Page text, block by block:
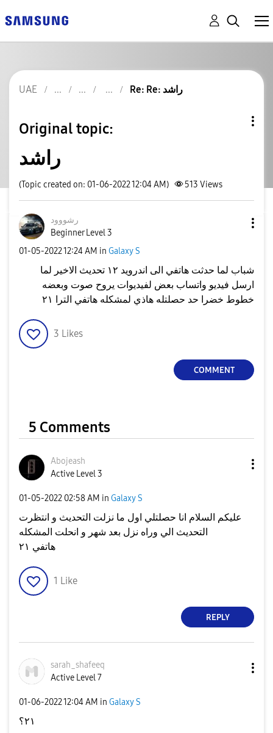
UAE Re: Re: راشد
Original topic:
راشد
(Topic created on: 01-06-2022 12:04 AM) 513 Views
رشووود
Beginner Level 3
‎01-05-202212:24 AM in Galaxy S
شباب لما حدثت هاتفي الى اندرويد ١٢ تحديث الاخير لما
ارسل فيديو واتساب بعض لفيديوات يروح صوت وبعضه
خطوط خضرا حد حصلتله هاذي لمشكله هاتفي الترا ٢١
3 Likes
COMMENT
5 Comments
Abojeash
Active Level 3
‎01-05-2022 02:58 AM in Galaxy S
عليكم السلام انا حصلتلي اول ما نزلت التحديث و انتظرت
التحديث الي وراه نزل بعد شهر و انحلت المشكله
هاتفي ٢١
1 Like
REPLY
sarah_shafeeq
Active Level 7
‎01-06-202212:04 AM in Galaxy S
٢١؟